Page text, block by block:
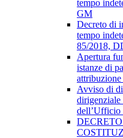
tempo
GM
Decreto di
tempo
85/2018,
Apertura
istanze di
Avviso di
dirigenziale
dell’Ufficio